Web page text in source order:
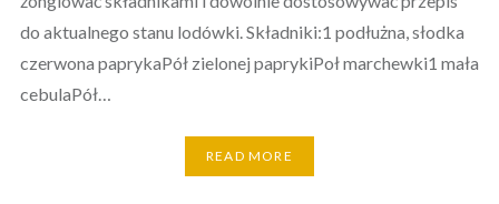
do aktualnego stanu lodówki. Składniki:1 podłużna, słodka
czerwona paprykaPół zielonej paprykiPoł marchewki1 mała
cebulaPół…
READ MORE